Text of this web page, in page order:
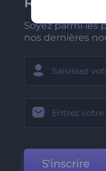
Soyez parmi les
nos dernières
S'inscrire